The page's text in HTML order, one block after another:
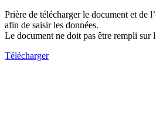
Prière de télécharger le document et de
afin de saisir les données.
Le document ne doit pas être rempli sur
Télécharger